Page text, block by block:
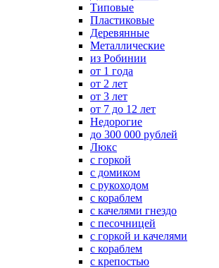
Типовые
Пластиковые
Деревянные
Металлические
из Робинии
от 1 года
от 2 лет
от 3 лет
от 7 до 12 лет
Недорогие
до 300 000 рублей
Люкс
с горкой
с домиком
с рукоходом
с кораблем
с качелями гнездо
с песочницей
с горкой и качелями
с кораблем
с крепостью